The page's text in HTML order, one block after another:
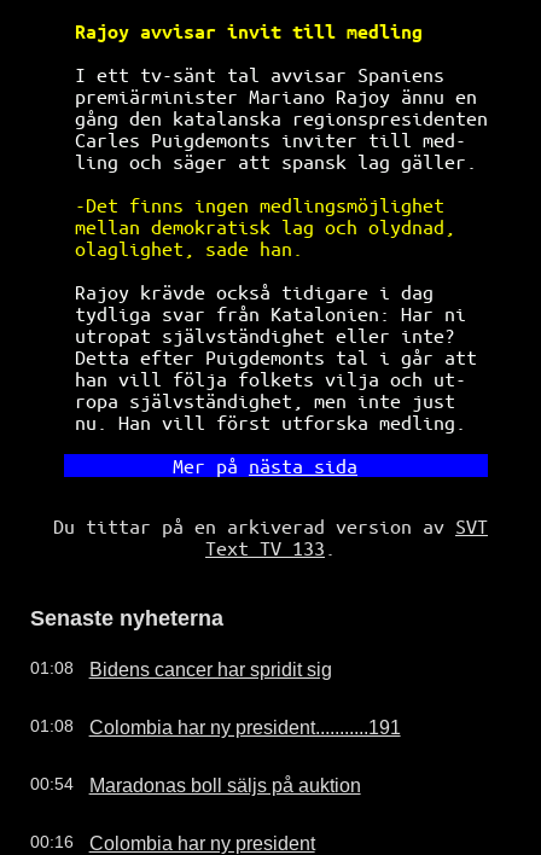
Rajoy avvisar invit till medling
I ett tv-sänt tal avvisar Spaniens
premiärminister Mariano Rajoy ännu en
gång den katalanska regionspresidenten
Carles Puigdemonts inviter till med-
ling och säger att spansk lag gäller.
-Det finns ingen medlingsmöjlighet
mellan demokratisk lag och olydnad,
olaglighet, sade han.
Rajoy krävde också tidigare i dag
tydliga svar från Katalonien: Har ni
utropat självständighet eller inte?
Detta efter Puigdemonts tal i går att
han vill följa folkets vilja och ut-
ropa självständighet, men inte just
nu. Han vill först utforska medling.
        Mer på
nästa sida
Du tittar på en arkiverad version av SVT
Text TV 133
Senaste nyheterna
01:08 Bidens cancer har spridit sig
01:08 Colombia har ny president...........191
00:54 Maradonas boll säljs på auktion
00:16 Colombia har ny president